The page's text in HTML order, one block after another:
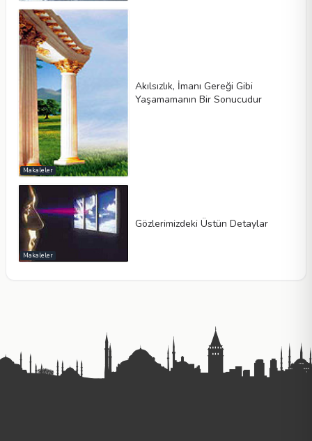
Makaleler
Akılsızlık, İmanı Gereği Gibi
Yaşamamanın Bir Sonucudur
Makaleler
Gözlerimizdeki Üstün Detaylar